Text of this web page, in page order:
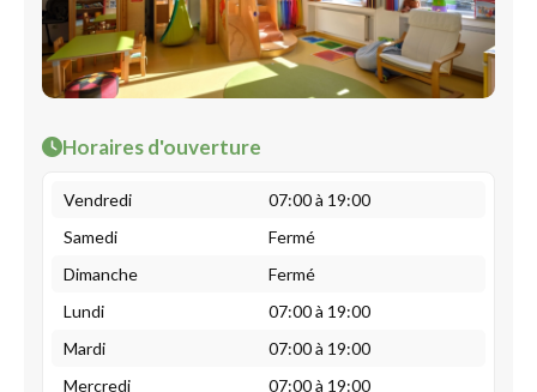
Horaires d'ouverture
Vendredi
07:00 à 19:00
Samedi
Fermé
Dimanche
Fermé
Lundi
07:00 à 19:00
Mardi
07:00 à 19:00
Mercredi
07:00 à 19:00